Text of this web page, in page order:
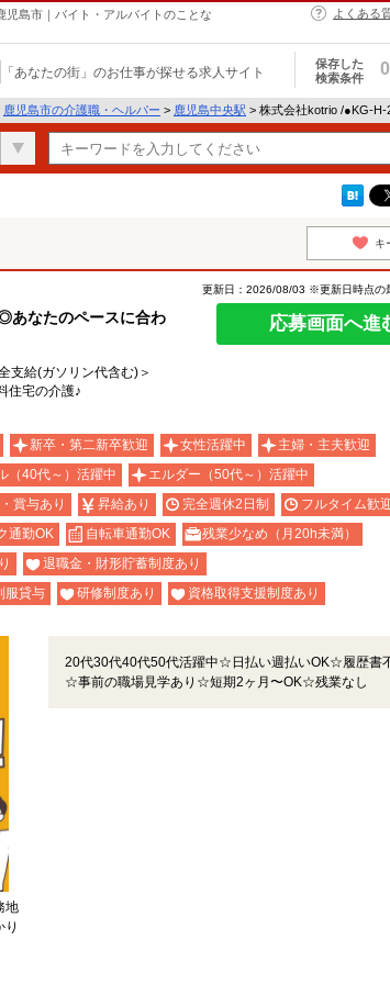
島市｜バイト・アルバイトのことな
よくある
「あなたの街」のお仕事が探せる求人サイト
保存した
検索条件
0
鹿児島市の介護職・ヘルパー > 鹿児島中央駅 > 株式会社kotrio /●KG-
キ
あなたのペースに合わ
更新日：2026/08/03 ※更新日時点の
応募画面へ進
給(ガソリン代含む)＞
住宅の介護♪
新卒・第二新卒歓迎 女性活躍中
主婦・主夫歓迎
（40代～）活躍中
エルダー（50代～）活躍中
賞与あり 昇給あり 完全週休2日制
フルタイム歓
通勤OK 自転車通勤OK
残業少なめ（月20h未満）
退職金・財形貯蓄制度あり
服貸与 研修制度あり 資格取得支援制度あり
地
り
20代30代40代50代活躍中☆日払い週払いOK☆履歴書
☆事前の職場見学あり☆短期2ヶ月〜OK☆残業なし